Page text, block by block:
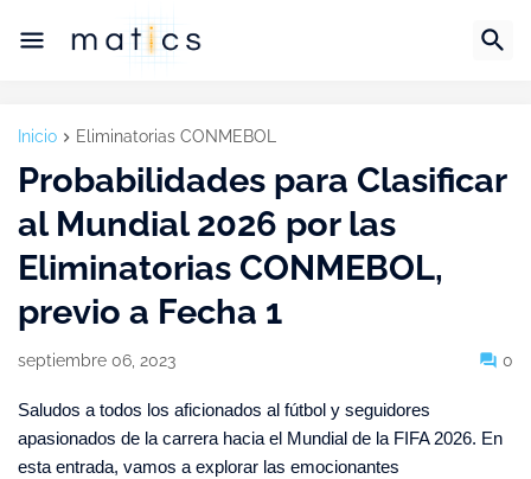
Inicio Eliminatorias CONMEBOL
Probabilidades para Clasificar
al Mundial 2026 por las
Eliminatorias CONMEBOL,
previo a Fecha 1
septiembre 06, 2023 0
Saludos a todos los aficionados al fútbol y seguidores
apasionados de la carrera hacia el Mundial de la FIFA 2026. En
esta entrada, vamos a explorar las emocionantes